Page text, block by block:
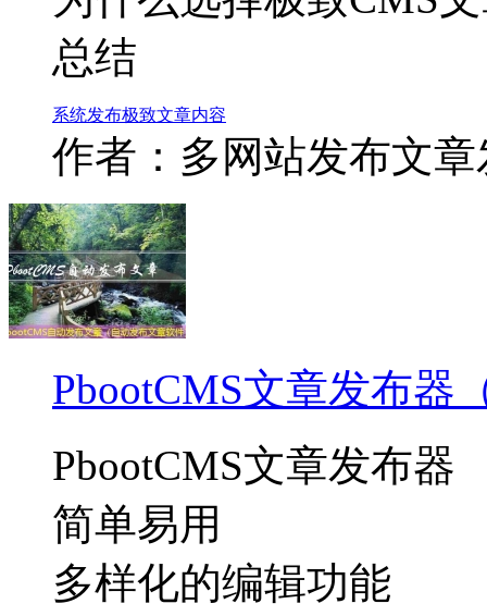
总结
系统发布极致文章内容
作者：多网站发布文章
PbootCMS文章发布器
PbootCMS文章发布器
简单易用
多样化的编辑功能